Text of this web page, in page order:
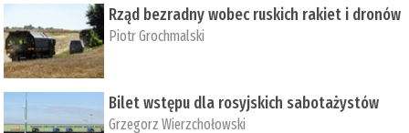
Rząd bezradny wobec ruskich rakiet i dronów
Piotr Grochmalski
Bilet wstępu dla rosyjskich sabotażystów
Grzegorz Wierzchołowski